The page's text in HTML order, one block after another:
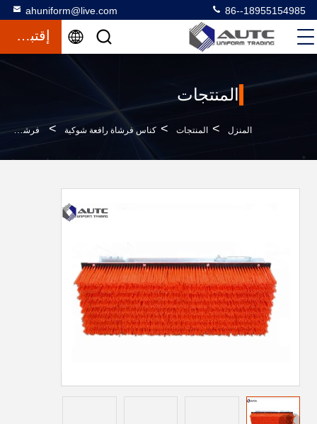
ahuniform@live.com 86--18955154985
إقتباس
المنتجات
المنزل > المنتجات > كناس فرشاة رافعة شوكية > فرشاة مكنسة دفع حجم مخصص لفرش تنظيف الثلج للرافعة الشوكية لفرش قطاع كاسحات الطريق